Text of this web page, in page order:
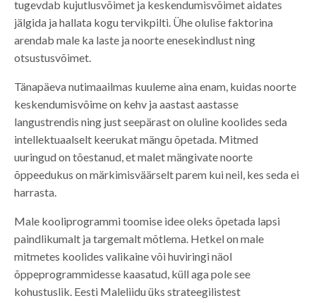
tugevdab kujutlusvõimet ja keskendumisvõimet aidates
jälgida ja hallata kogu tervikpilti. Ühe olulise faktorina
arendab male ka laste ja noorte enesekindlust ning
otsustusvõimet.
Tänapäeva nutimaailmas kuuleme aina enam, kuidas noorte
keskendumisvõime on kehv ja aastast aastasse
langustrendis ning just seepärast on oluline koolides seda
intellektuaalselt keerukat mängu õpetada. Mitmed
uuringud on tõestanud, et malet mängivate noorte
õppeedukus on märkimisväärselt parem kui neil, kes seda ei
harrasta.
Male kooliprogrammi toomise idee oleks õpetada lapsi
paindlikumalt ja targemalt mõtlema. Hetkel on male
mitmetes koolides valikaine või huviringi näol
õppeprogrammidesse kaasatud, küll aga pole see
kohustuslik. Eesti Maleliidu üks strateegilistest